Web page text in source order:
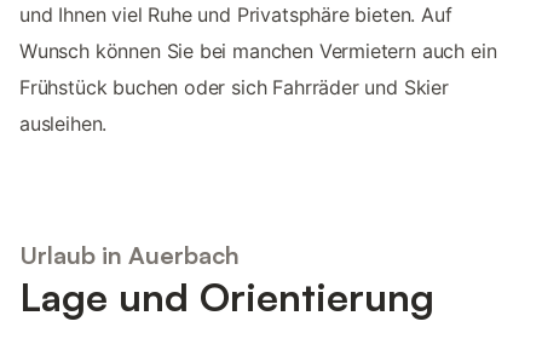
und Ihnen viel Ruhe und Privatsphäre bieten. Auf
Wunsch können Sie bei manchen Vermietern auch ein
Frühstück buchen oder sich Fahrräder und Skier
ausleihen.
Urlaub in Auerbach
Lage und Orientierung